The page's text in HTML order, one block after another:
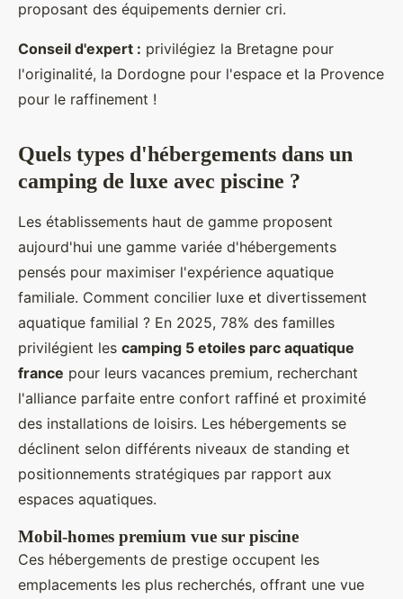
proposant des équipements dernier cri.
Conseil d'expert : privilégiez la Bretagne pour
l'originalité, la Dordogne pour l'espace et la Provence
pour le raffinement !
Quels types d'hébergements dans un
camping de luxe avec piscine ?
Les établissements haut de gamme proposent
aujourd'hui une gamme variée d'hébergements
pensés pour maximiser l'expérience aquatique
familiale. Comment concilier luxe et divertissement
aquatique familial ? En 2025, 78% des familles
privilégient les camping 5 etoiles parc aquatique
france pour leurs vacances premium, recherchant
l'alliance parfaite entre confort raffiné et proximité
des installations de loisirs. Les hébergements se
déclinent selon différents niveaux de standing et
positionnements stratégiques par rapport aux
espaces aquatiques.
Mobil-homes premium vue sur piscine
Ces hébergements de prestige occupent les
emplacements les plus recherchés, offrant une vue